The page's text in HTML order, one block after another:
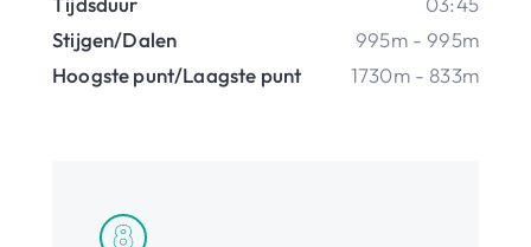
Stijgen/Dalen
995m - 995m
Hoogste punt/Laagste punt
1730m - 833m